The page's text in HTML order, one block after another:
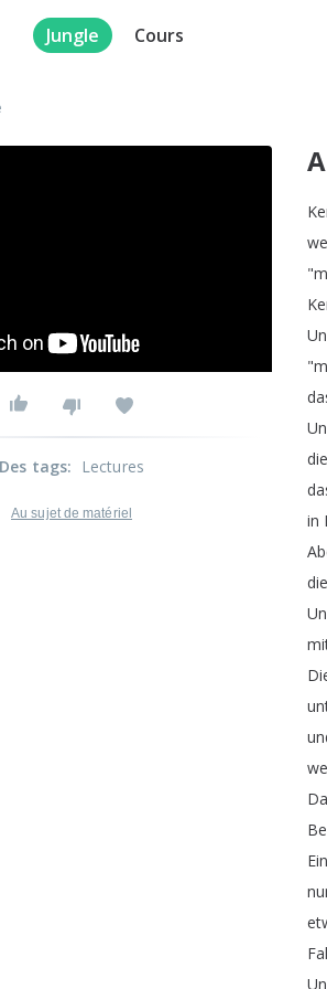
Jungle Cours
"
"
in
Des tags: Lectures
Au sujet de matériel